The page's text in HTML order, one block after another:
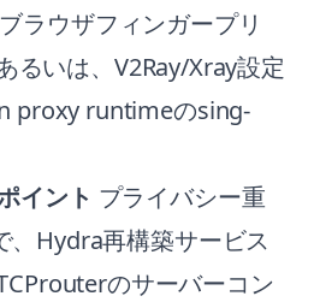
ラウザフィンガープリ
るいは、V2Ray/Xray設定
proxy runtimeのsing-
イント プライバシー重
、Hydra再構築サービス
のサーバーコン